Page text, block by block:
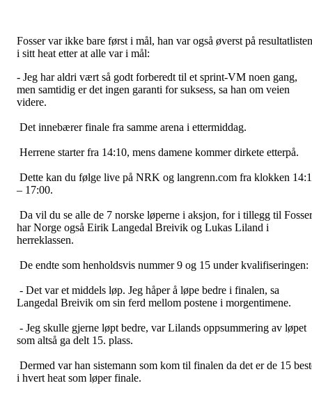
Fosser var ikke bare først i mål, han var også øverst på resultatlisten
i sitt heat etter at alle var i mål:
- Jeg har aldri vært så godt forberedt til et sprint-VM noen gang,
men samtidig er det ingen garanti for suksess, sa han om veien
videre.
Det innebærer finale fra samme arena i ettermiddag.
Herrene starter fra 14:10, mens damene kommer dirkete etterpå.
Dette kan du følge live på NRK og langrenn.com fra klokken
– 17:00.
Da vil du se alle de 7 norske løperne i aksjon, for i tillegg til Fosser
har Norge også Eirik Langedal Breivik og Lukas Liland i
herreklassen.
De endte som henholdsvis nummer 9 og 15 under kvalifiseringen:
- Det var et middels løp. Jeg håper å løpe bedre i finalen, sa
Langedal Breivik om sin ferd mellom postene i morgentimene.
- Jeg skulle gjerne løpt bedre, var Lilands oppsummering av løpet
som altså ga delt 15. plass.
Dermed var han sistemann som kom til finalen da det er de 15
i hvert heat som løper finale.